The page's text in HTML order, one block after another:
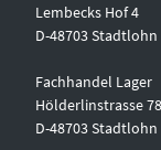
Lembecks Hof 4
D-48703 Stadtlohn
Fachhandel Lager
Hölderlinstrasse 78
D-48703 Stadtlohn